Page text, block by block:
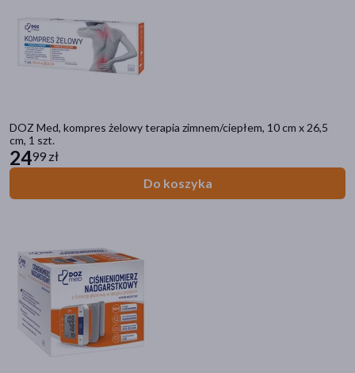
DOZ Med, kompres żelowy terapia zimnem/ciepłem, 10 cm x 26,5
cm, 1 szt.
2499 zł
Do koszyka
(5)
nos (5)
Specyfika
Jednorazowe
(4)
Bez lateksu
(3)
pokaż więcej
Pora stosowania
na dzień